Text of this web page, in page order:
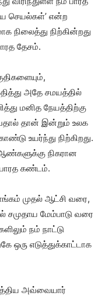
செயல்கள்’ என்ற
நிலைத்து நிற்கின்றது
தேசம்.
அதே சமயத்தில்
மனித நேயத்திற்கு
தான் இன்றும் உலக
உயர்ந்து நிற்கிறது.
நிகரான
கண்டம்.
முதல் ஆட்சி வரை,
சமுதாய மேம்பாடு வரை
நம் நாட்டு
ஒரு எடுத்துக்காட்டாக
அவ்வையார்